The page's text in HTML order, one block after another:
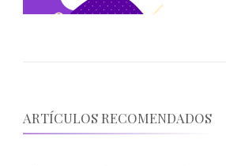
ARTÍCULOS RECOMENDADOS